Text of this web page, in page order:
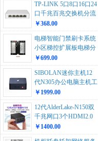
TP-LINK 5口8口16口24
口千兆百兆交换机分流
器网络集线器分线...
￥368.00
电梯智能门禁刷卡系统
小区梯控扩展板电梯分
层控制器生产...
￥699.00
SIBOLAN迷你主机12
代N305办公电脑主机工
厂直销外贸跨境min...
￥1999.00
12代AlderLake-N150双
千兆网口3个HDMI2.0
办公游戏...
￥1400.00